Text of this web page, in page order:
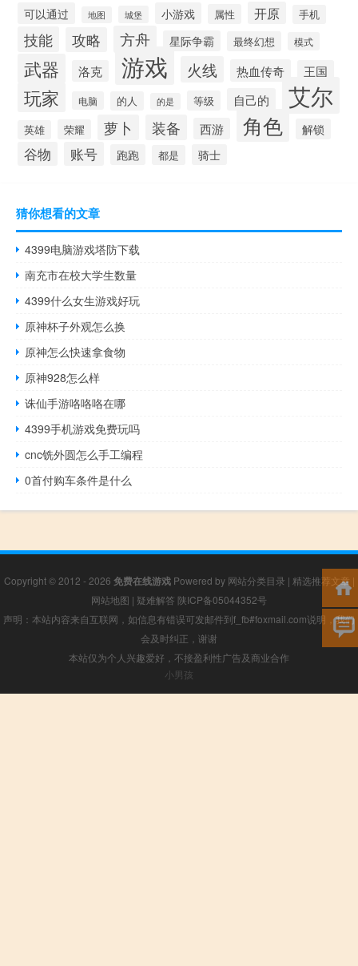
可以通过 地图 城堡 小游戏 属性 开原 手机
技能 攻略 方舟 星际争霸 最终幻想 模式
武器 洛克 游戏 火线 热血传奇 王国
玩家 电脑 的人 的是 等级 自己的 艾尔
英雄 荣耀 萝卜 装备 西游 角色 解锁
谷物 账号 跑跑 都是 骑士
猜你想看的文章
4399电脑游戏塔防下载
南充市在校大学生数量
4399什么女生游戏好玩
原神杯子外观怎么换
原神怎么快速拿食物
原神928怎么样
诛仙手游咯咯咯在哪
4399手机游戏免费玩吗
cnc铣外圆怎么手工编程
0首付购车条件是什么
Copyright © 2012 - 2026 免费在线游戏Powered by 网站分类目录 | 精选推荐文章 |
网站地图 | 疑难解答 陕ICP备05044352号
声明：本站内容来自互联网，如信息有错误可发邮件到f_fb#foxmail.com说明，我们
会及时纠正，谢谢
本站仅为个人兴趣爱好，不接盈利性广告及商业合作
小男孩